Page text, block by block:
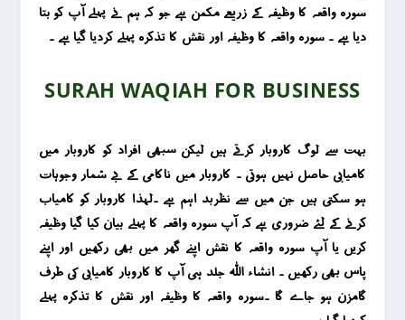
سورہ واقعہ کا وظیفہ کے زریعے مکمن ہے جو کہ ہم نے پہلے آپ کو بتا
دیا ہے ۔ سورہ واقعہ کا وظیفہ اور نقش کا تذکرہ پہلے کردیا گیا ہے ۔
SURAH WAQIAH FOR BUSINESS
بہت سے لوگ کاروبار کرتے ہیں لیکن سبھی افراد کو کاروبار میں
کامیابی حاصل نہیں ہوتی ۔ کاروبار میں ناکامی کے بے شمار وجوہات
ہو سکتی ہیں جن میں سے نظربد اہم ہے ۔لہذا کاروبار کو کامیاب
کرنے کے لئے ضروری ہے کہ آپ سورہ واقعہ کا پہلے بیان کیا گیا وظیفہ
کریں یا آپ سورہ واقعہ کا نقش اپنے گھر میں بھی رکھیں اور اپنے
پاس بھی رکھیں ۔ انشاء اللہ جلد ہی آپ کا کاروبار کامیابی کی طرف
گامزن ہو جاے گا ۔سورہ واقعہ کا وظیفہ اور نقش کا تذکرہ پہلے